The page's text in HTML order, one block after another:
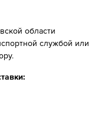
области
службой или